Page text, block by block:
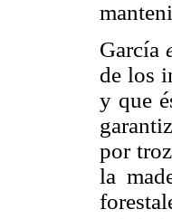
García
de los
y que
por
la